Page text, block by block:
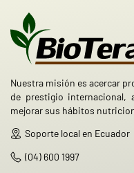
Nuestra misión es acercar
de prestigio internacional,
mejorar sus hábitos
Soporte local en Ecuador
(04) 600 1997